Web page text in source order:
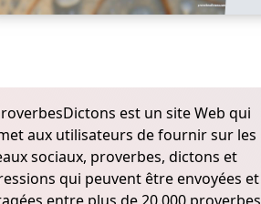
est un site Web qui
aux utilisateurs de fournir sur les
sociaux, proverbes, dictons et
qui peuvent être envoyées et